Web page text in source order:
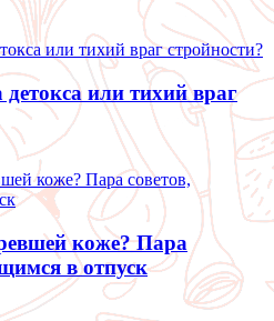
или тихий враг
коже? Пара
в отпуск